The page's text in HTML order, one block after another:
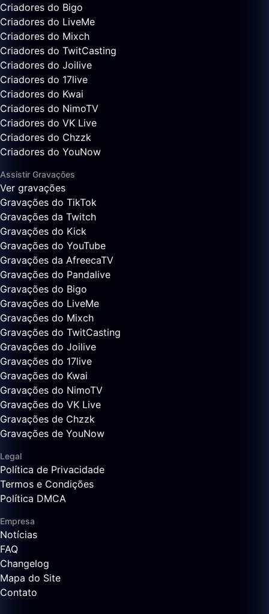
Criadores do Bigo
Criadores do LiveMe
Criadores do Mixch
Criadores do TwitCasting
Criadores do Joilive
Criadores do 17live
Criadores do Kwai
Criadores do NimoTV
Criadores do VK Live
Criadores do Chzzk
Criadores do YouNow
Assistir Gravações
Ver gravações
Gravações do TikTok
Gravações da Twitch
Gravações do Kick
Gravações do YouTube
Gravações da AfreecaTV
Gravações do Pandalive
Gravações do Bigo
Gravações do LiveMe
Gravações do Mixch
Gravações do TwitCasting
Gravações do Joilive
Gravações do 17live
Gravações do Kwai
Gravações do NimoTV
Gravações do VK Live
Gravações de Chzzk
Gravações de YouNow
Legal
Política de Privacidade
Termos e Condições
Política DMCA
Empresa
Notícias
FAQ
Changelog
Mapa do Site
Contato